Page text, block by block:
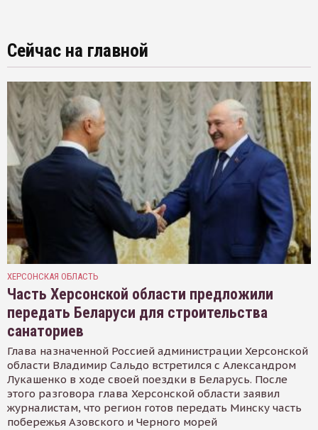
Сейчас на главной
ХЕРСОНСКАЯ ОБЛАСТЬ
Часть Херсонской области предложили
передать Беларуси для строительства
санаториев
Глава назначенной Россией администрации Херсонской
области Владимир Сальдо встретился с Александром
Лукашенко в ходе своей поездки в Беларусь. После
этого разговора глава Херсонской области заявил
журналистам, что регион готов передать Минску часть
побережья Азовского и Черного морей